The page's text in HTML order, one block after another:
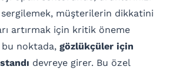
müşterilerin dikkatini
artırmak için kritik öneme
noktada, gözlükçüler için
devreye girer. Bu özel